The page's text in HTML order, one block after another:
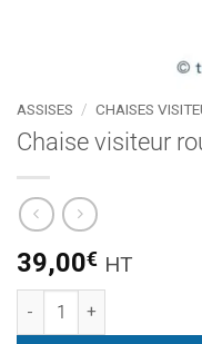
ASSISES / CHAISES
Chaise visiteur
39,00€ HT
quantité de Chaise